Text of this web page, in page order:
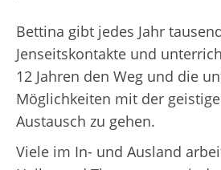
Bettina gibt jedes Jahr
Jenseitskontakte und
12 Jahren den Weg und die
Möglichkeiten mit der
Austausch zu gehen.
Viele im In- und Ausland